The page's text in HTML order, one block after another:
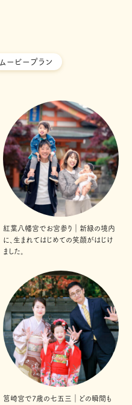
ムービープラン
紅葉八幡宮でお宮参り｜新緑の境内
に、生まれてはじめての笑顔がはじけ
ました。
筥崎宮で7歳の七五三｜どの瞬間も